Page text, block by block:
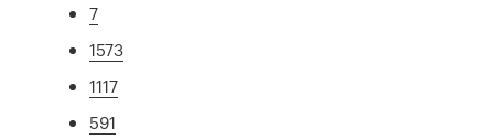
7
1573
1117
591